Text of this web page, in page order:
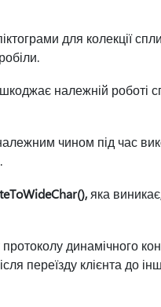
для колекції
належній роботі
чином під час
яка
динамічного
переїзду клієнта до